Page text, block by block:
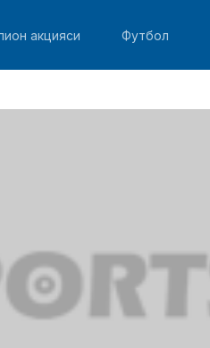
акцияси Футбол